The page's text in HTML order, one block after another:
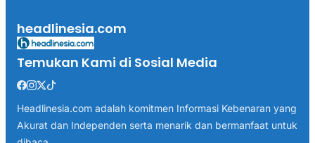
headlinesia.com
Temukan Kami di Sosial Media
Headlinesia.com adalah komitmen Informasi Kebenaran yang
Akurat dan Independen serta menarik dan bermanfaat untuk